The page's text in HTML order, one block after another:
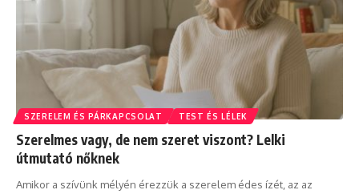
SZERELEM ÉS PÁRKAPCSOLAT TEST ÉS LÉLEK
Szerelmes vagy, de nem szeret viszont? Lelki
útmutató nőknek
Amikor a szívünk mélyén érezzük a szerelem édes ízét, az az